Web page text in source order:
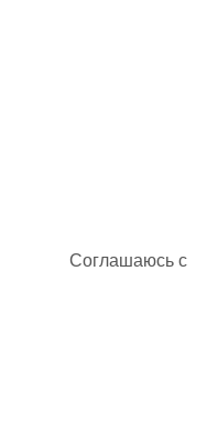
Соглашаюсь с